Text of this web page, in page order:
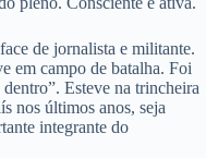
de jornalista e militante.
em campo de batalha. Foi
Esteve na trincheira
nos últimos anos, seja
integrante do